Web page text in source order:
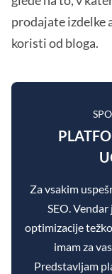
prodajate izdelke
koristi od bloga.
Za vsakim
SEO.
optimizacije
imam za
Predstavljam